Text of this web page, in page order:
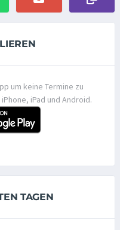
um keine Termine zu
iPad und Android.
TAGEN